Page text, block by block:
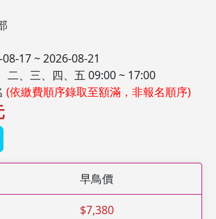
17 ~ 2026-08-21
二、三、四、五 09:00 ~ 17:00
(依繳費順序錄取至額滿，非報名順序)
早鳥價
$7,380